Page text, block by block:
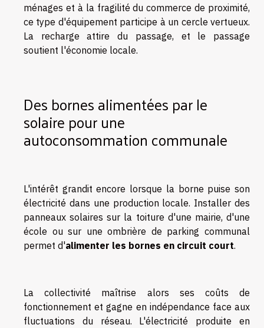
ménages et à la fragilité du commerce de proximité,
ce type d'équipement participe à un cercle vertueux.
La recharge attire du passage, et le passage
soutient l'économie locale.
Des bornes alimentées par le
solaire pour une
autoconsommation communale
L'intérêt grandit encore lorsque la borne puise son
électricité dans une production locale. Installer des
panneaux solaires sur la toiture d'une mairie, d'une
école ou sur une ombrière de parking communal
permet d'alimenter les bornes en circuit court.
La collectivité maîtrise alors ses coûts de
fonctionnement et gagne en indépendance face aux
fluctuations du réseau. L'électricité produite en